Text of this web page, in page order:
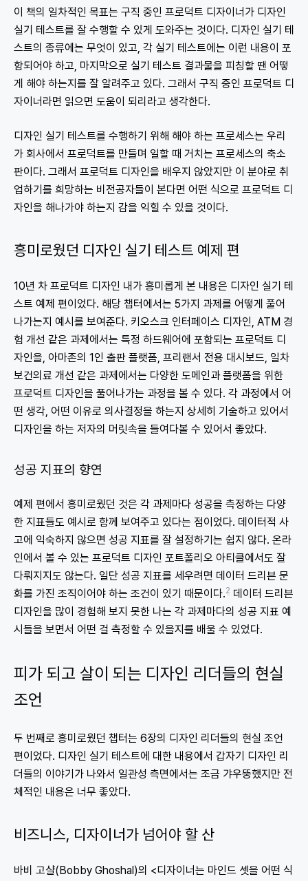
이 책의 일차적인 목표는 구직 중인 프로덕트 디자이너가 디자인
실기 테스트를 잘 수행할 수 있게 도와주는 것이다. 디자인 실기 테
스트의 종류에는 무엇이 있고, 각 실기 테스트에는 이런 내용이 포
함되어야 하고, 마지막으로 실기 테스트 결과물을 피칭할 땐 어떻
게 해야 하는지를 잘 알려주고 있다. 그래서 구직 중인 프로덕트 디
자이너라면 읽으면 도움이 되리라고 생각한다.
디자인 실기 테스트를 수행하기 위해 해야 하는 프로세스는 우리
가 회사에서 프로덕트를 만들며 일할 때 거치는 프로세스의 축소
판이다. 그래서 프로덕트 디자인을 배우지 않았지만 이 분야로 취
업하기를 희망하는 비전공자들이 본다면 어떤 식으로 프로덕트 디
자인을 해나가야 하는지 감을 익힐 수 있을 것이다.
흥미로웠던 디자인 실기 테스트 예제 편
10년 차 프로덕트 디자인 내가 흥미롭게 본 내용은 디자인 실기 테
스트 예제 편이었다. 해당 챕터에서는 5가지 과제를 어떻게 풀어
나가는지 예시를 보여준다. 키오스크 인터페이스 디자인, ATM 경
험 개선 같은 과제에서는 특정 하드웨어에 포함되는 프로덕트 디
자인을, 아마존의 1인 출판 플랫폼, 프리랜서 전용 대시보드, 일차
보건의료 개선 같은 과제에서는 다양한 도메인과 플랫폼을 위한
프로덕트 디자인을 풀어나가는 과정을 볼 수 있다. 각 과정에서 어
떤 생각, 어떤 이유로 의사결정을 하는지 상세히 기술하고 있어서
디자인을 하는 저자의 머릿속을 들여다볼 수 있어서 좋았다.
성공 지표의 향연
예제 편에서 흥미로웠던 것은 각 과제마다 성공을 측정하는 다양
한 지표들도 예시로 함께 보여주고 있다는 점이었다. 데이터적 사
고에 익숙하지 않으면 성공 지표를 잘 설정하기는 쉽지 않다. 온라
인에서 볼 수 있는 프로덕트 디자인 포트폴리오 아티클에서도 잘
다뤄지지도 않는다. 일단 성공 지표를 세우려면 데이터 드리븐 문
화를 가진 조직이어야 하는 조건이 있기 때문이다.2 데이터 드리븐
디자인을 많이 경험해 보지 못한 나는 각 과제마다의 성공 지표 예
시들을 보면서 어떤 걸 측정할 수 있을지를 배울 수 있었다.
피가 되고 살이 되는 디자인 리더들의 현실
조언
두 번째로 흥미로웠던 챕터는 6장의 디자인 리더들의 현실 조언
편이었다. 디자인 실기 테스트에 대한 내용에서 갑자기 디자인 리
더들의 이야기가 나와서 일관성 측면에서는 조금 갸우뚱했지만 전
체적인 내용은 너무 좋았다.
비즈니스, 디자이너가 넘어야 할 산
바비 고샬(Bobby Ghoshal)의 <디자이너는 마인드 셋을 어떤 식